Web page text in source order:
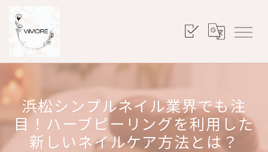
浜松シンプルネイル業界でも注
目！ハーブピーリングを利用した
新しいネイルケア方法とは？